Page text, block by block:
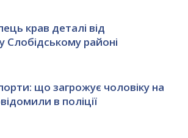
крав деталі від
Слобідському районі
що загрожує чоловіку на
в поліції